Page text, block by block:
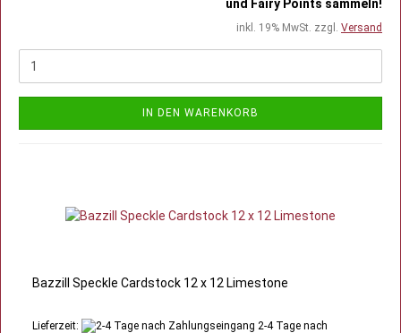
und Fairy Points sammeln!
inkl. 19% MwSt. zzgl. Versand
IN DEN WARENKORB
Bazzill Speckle Cardstock 12 x 12 Limestone
Lieferzeit:
2-4 Tage nach